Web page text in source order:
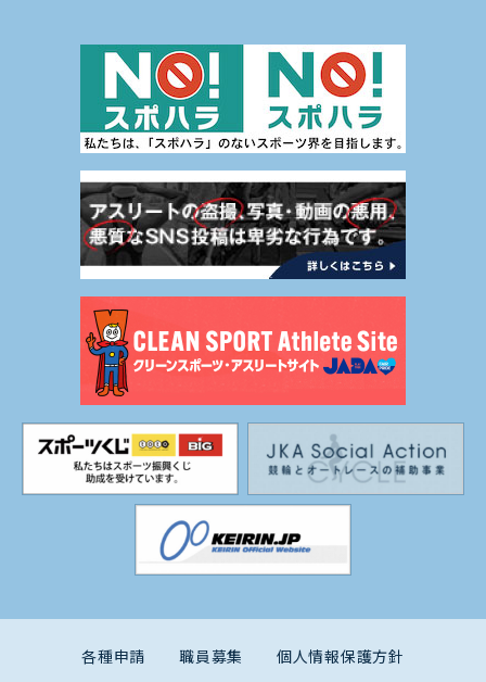
各種申請 職員募集 個人情報保護方針